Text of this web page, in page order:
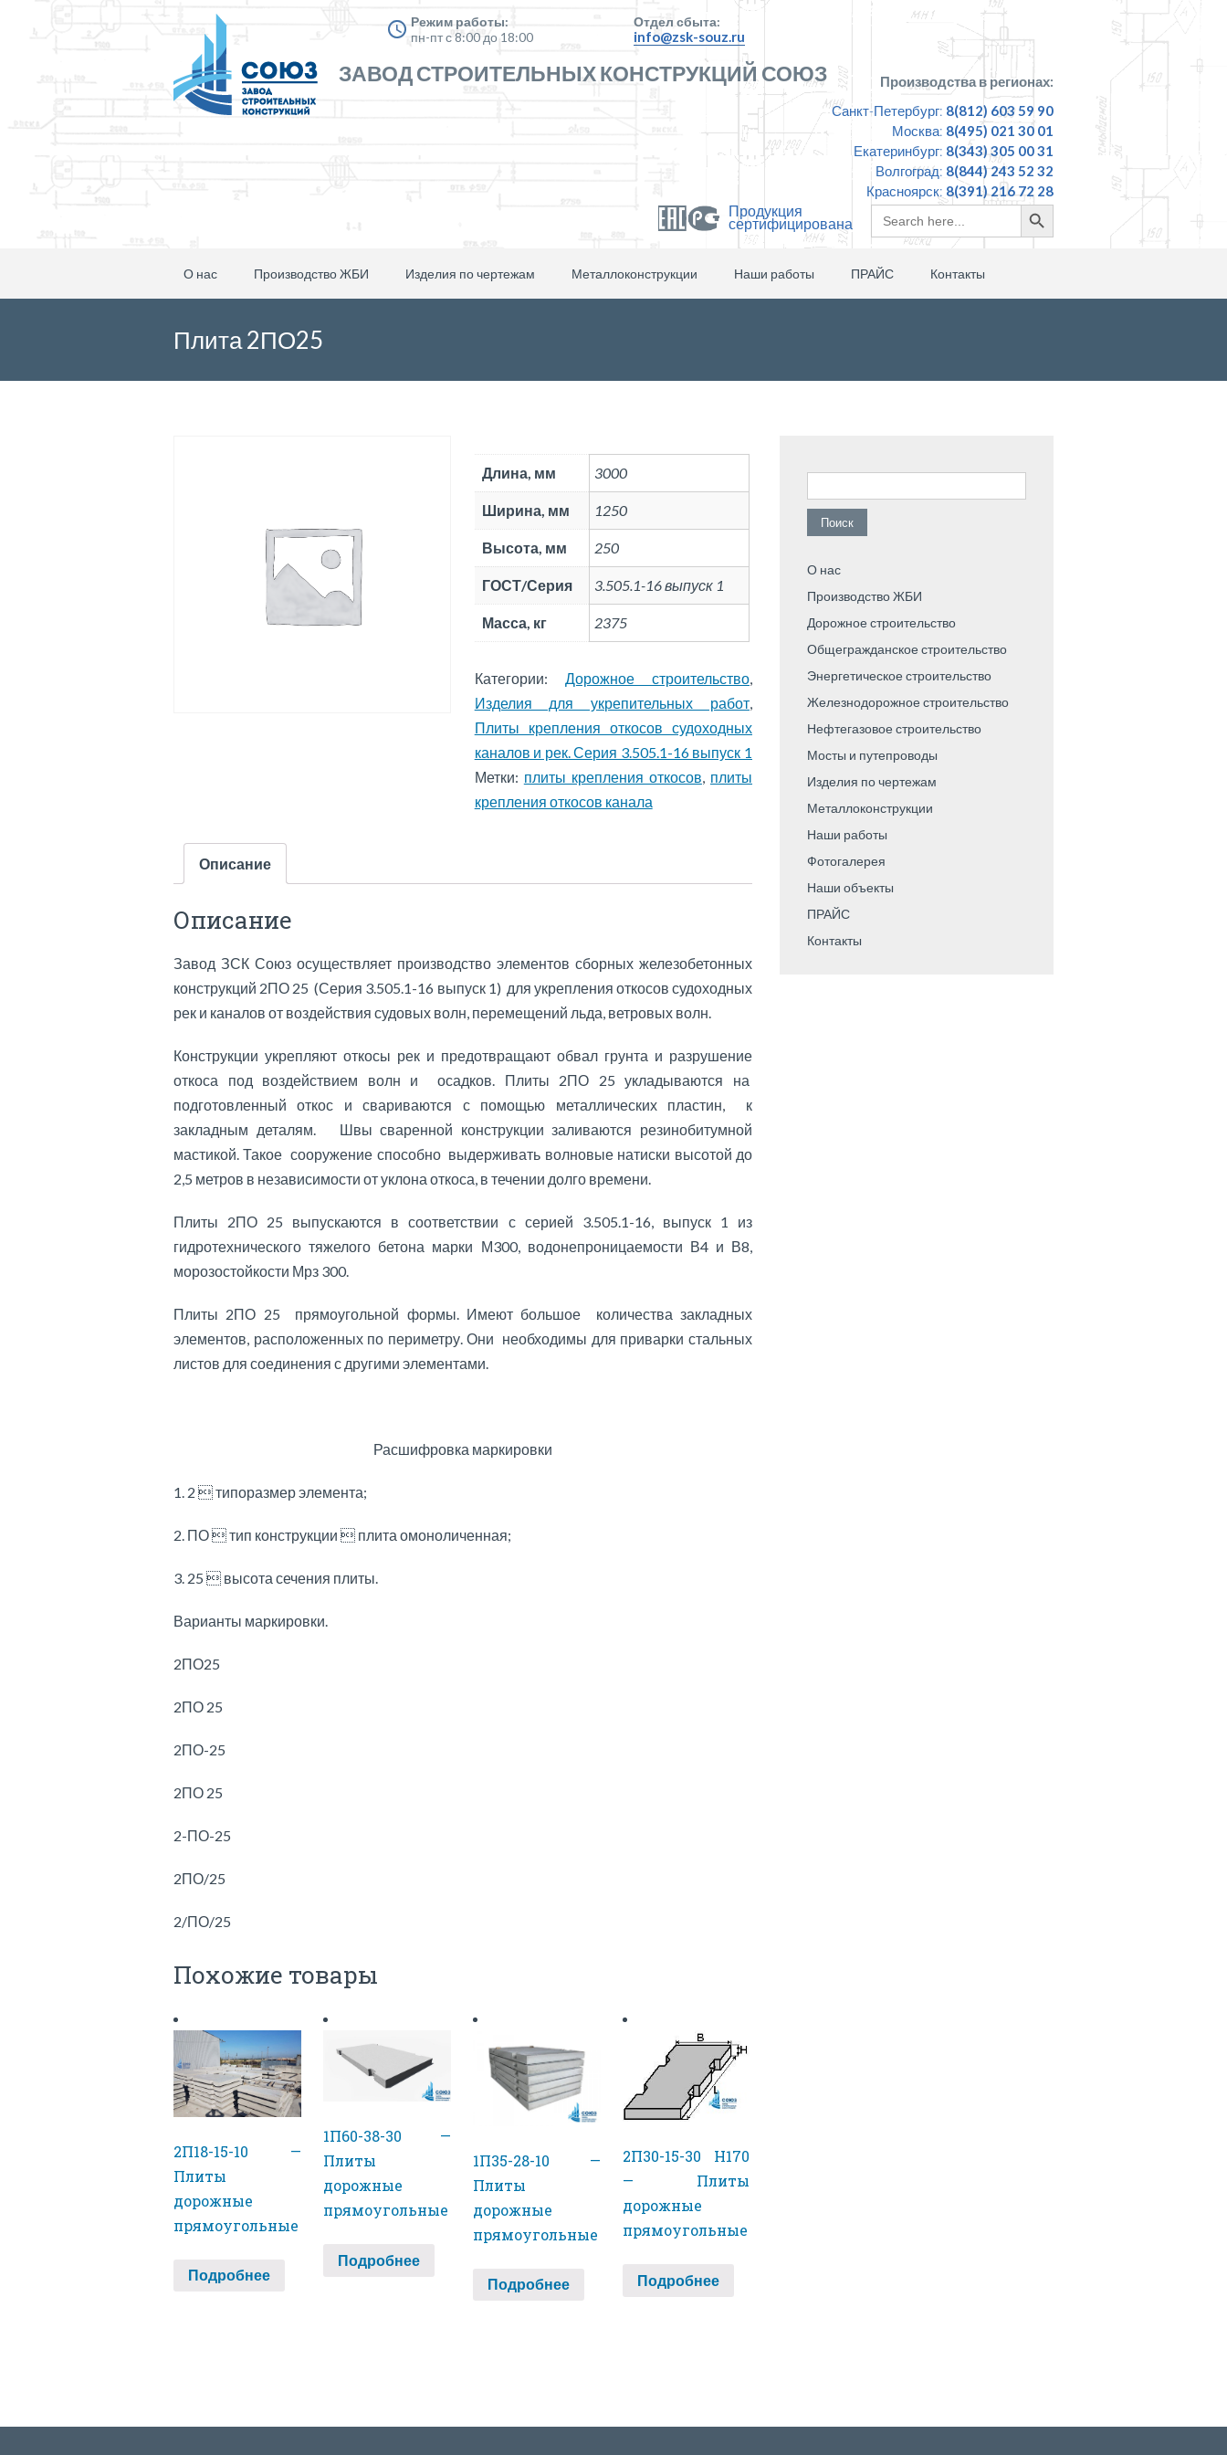
Режим работы:
пн-пт с 8:00 до 18:00
Отдел сбыта:
info@zsk-souz.ru
ЗАВОД СТРОИТЕЛЬНЫХ КОНСТРУКЦИЙ СОЮЗ
Производства в регионах:
Санкт-Петербург: 8(812) 603 59 90
Москва: 8(495) 021 30 01
Екатеринбург: 8(343) 305 00 31
Волгоград: 8(844) 243 52 32
Красноярск: 8(391) 216 72 28
Продукция
сертифицирована
Search
for:
Search
Button
О нас Производство ЖБИ Изделия по чертежам Металлоконструкции Наши работы ПРАЙС Контакты
Плита 2ПО25
Длина, мм 3000
Ширина, мм 1250
Высота, мм 250
ГОСТ/Серия 3.505.1-16 выпуск 1
Масса, кг 2375
Категории: Дорожное строительство,
Изделия для укрепительных работ,
Плиты крепления откосов судоходных
каналов и рек. Серия 3.505.1-16 выпуск 1
Метки: плиты крепления откосов, плиты
крепления откосов канала
Описание
Описание
Завод ЗСК Союз осуществляет производство элементов сборных железобетонных
конструкций 2ПО 25 (Серия 3.505.1-16 выпуск 1) для укрепления откосов судоходных
рек и каналов от воздействия судовых волн, перемещений льда, ветровых волн.
Конструкции укрепляют откосы рек и предотвращают обвал грунта и разрушение
откоса под воздействием волн и осадков. Плиты 2ПО 25 укладываются на
подготовленный откос и свариваются с помощью металлических пластин, к
закладным деталям. Швы сваренной конструкции заливаются резинобитумной
мастикой. Такое сооружение способно выдерживать волновые натиски высотой до
2,5 метров в независимости от уклона откоса, в течении долго времени.
Плиты 2ПО 25 выпускаются в соответствии с серией 3.505.1-16, выпуск 1 из
гидротехнического тяжелого бетона марки М300, водонепроницаемости В4 и В8,
морозостойкости Мрз 300.
Плиты 2ПО 25 прямоугольной формы. Имеют большое количества закладных
элементов, расположенных по периметру. Они необходимы для приварки стальных
листов для соединения с другими элементами.
Расшифровка маркировки
1. 2  типоразмер элемента;
2. ПО  тип конструкции  плита омоноличенная;
3. 25  высота сечения плиты.
Варианты маркировки.
2ПО25
2ПО 25
2ПО-25
2ПО 25
2-ПО-25
2ПО/25
2/ПО/25
Похожие товары
2П18-15-10 —
Плиты
дорожные
прямоугольные
Подробнее
1П60-38-30 —
Плиты
дорожные
прямоугольные
Подробнее
1П35-28-10 —
Плиты
дорожные
прямоугольные
Подробнее
2П30-15-30 H170
— Плиты
дорожные
прямоугольные
Подробнее
Найти:
О нас
Производство ЖБИ
Дорожное строительство
Общегражданское строительство
Энергетическое строительство
Железнодорожное строительство
Нефтегазовое строительство
Мосты и путепроводы
Изделия по чертежам
Металлоконструкции
Наши работы
Фотогалерея
Наши объекты
ПРАЙС
Контакты